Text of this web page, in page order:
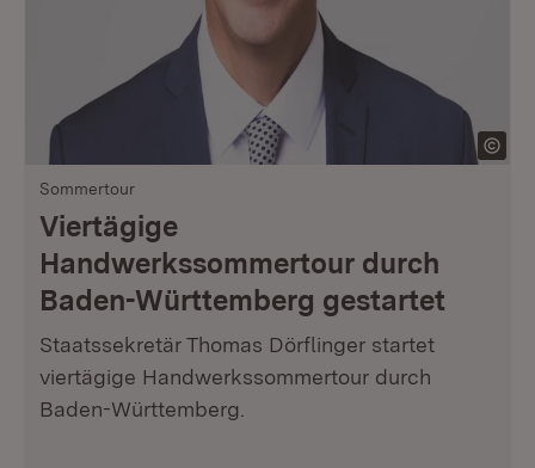
Sommertour
Viertägige
Handwerkssommertour durch
Baden-Württemberg gestartet
Staatssekretär Thomas Dörflinger startet
viertägige Handwerkssommertour durch
Baden-Württemberg.